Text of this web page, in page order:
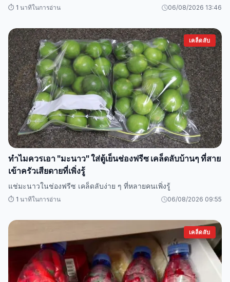
⏱️ 1 นาทีในการอ่าน 06/08/2026 13:46
เคล็ดลับ
ทำไมควรเอา "มะนาว" ใส่ตู้เย็นช่องฟรีซ เคล็ดลับบ้านๆ ที่สาย
เข้าครัวเสียดายที่เพิ่งรู้
แช่มะนาวในช่องฟรีซ เคล็ดลับง่าย ๆ ที่หลายคนเพิ่งรู้
⏱️ 1 นาทีในการอ่าน 06/08/2026 09:55
เคล็ดลับ